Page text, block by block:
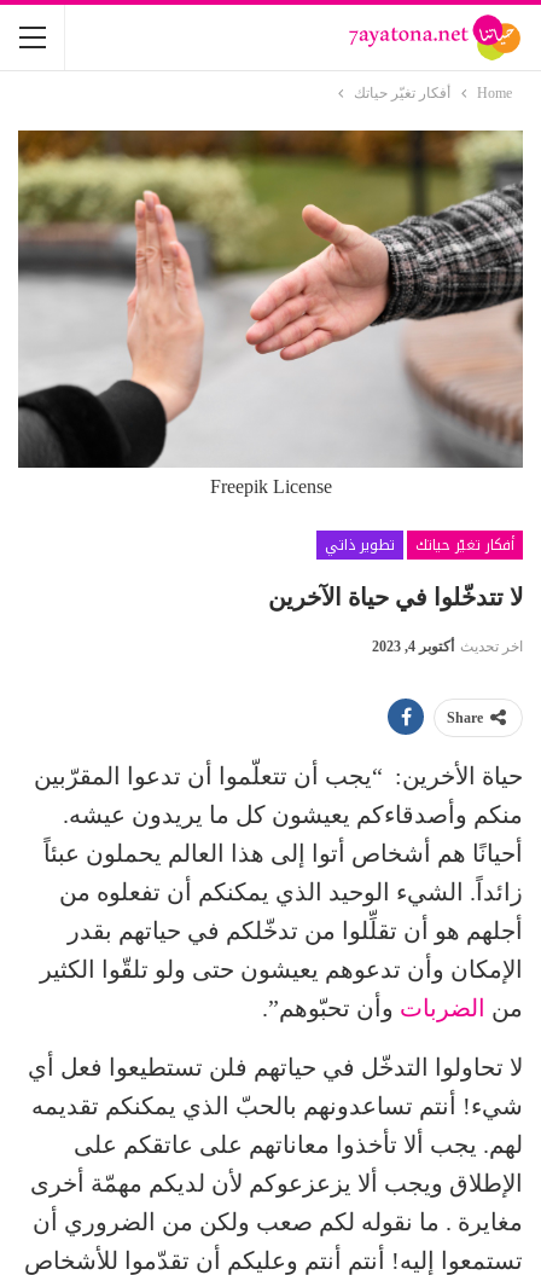
Home أفكار تغيّر حياتك
Freepik License
أفكار تغيّر حياتك
تطوير ذاتي
لا تتدخّلوا في حياة الآخرين
اخر تحديث أكتوبر 4, 2023
Share
حياة الأخرين: “يجب أن تتعلّموا أن تدعوا المقرّبين
منكم وأصدقاءكم يعيشون كل ما يريدون عيشه.
أحيانًا هم أشخاص أتوا إلى هذا العالم يحملون عبئاً
زائداً. الشيء الوحيد الذي يمكنكم أن تفعلوه من
أجلهم هو أن تقلِّلوا من تدخّلكم في حياتهم بقدر
الإمكان وأن تدعوهم يعيشون حتى ولو تلقّوا الكثير
من الضربات وأن تحبّوهم”.
لا تحاولوا التدخّل في حياتهم فلن تستطيعوا فعل أي
شيء! أنتم تساعدونهم بالحبّ الذي يمكنكم تقديمه
لهم. يجب ألا تأخذوا معاناتهم على عاتقكم على
الإطلاق ويجب ألا يزعزعوكم لأن لديكم مهمّة أخرى
مغايرة . ما نقوله لكم صعب ولكن من الضروري أن
تستمعوا إليه! أنتم أنتم وعليكم أن تقدّموا للأشخاص